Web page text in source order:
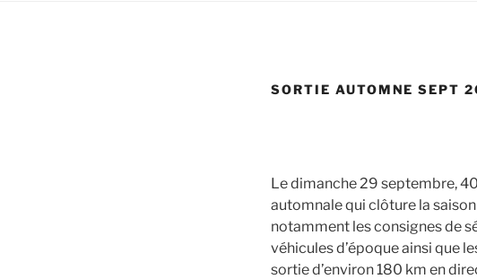
SORTIE AUTOMNE SEPT
Le dimanche 29 septembre,
automnale qui clôture la
notamment les consignes de
véhicules d’époque ainsi que
sortie d’environ 180 km en